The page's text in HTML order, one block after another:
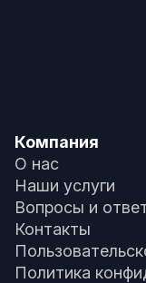
Компания
О нас
Наши услуги
Вопросы и
Контакты
Политика